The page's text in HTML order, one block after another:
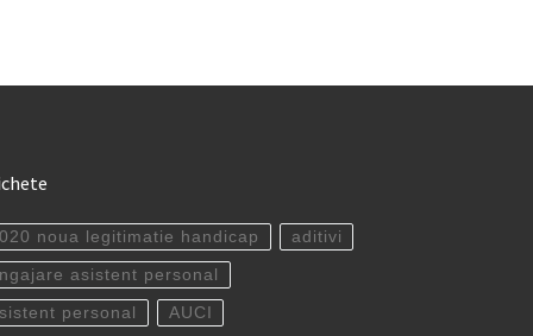
noua legitimatie handicap aditivi
asistent personal
personal AUCI